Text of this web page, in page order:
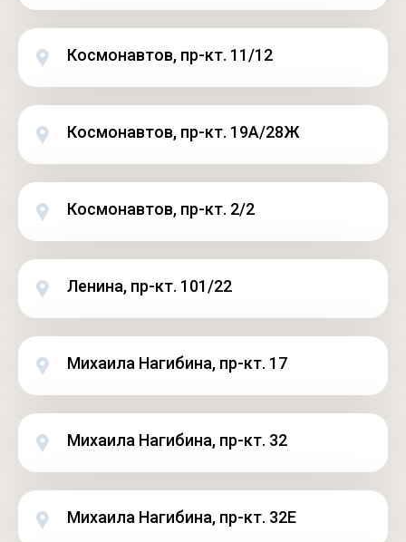
Космонавтов, пр-кт. 11/12
Космонавтов, пр-кт. 19А/28Ж
Космонавтов, пр-кт. 2/2
Ленина, пр-кт. 101/22
Михаила Нагибина, пр-кт. 17
Михаила Нагибина, пр-кт. 32
Михаила Нагибина, пр-кт. 32Е